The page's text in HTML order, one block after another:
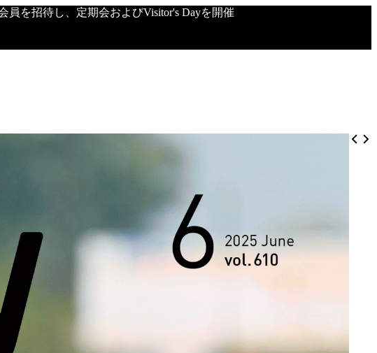
員を招待し、定期会およびVisitor's Dayを開催